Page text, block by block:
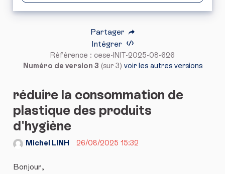
Partager
Intégrer
Référence : cese-INIT-2025-08-626
Numéro de version 3 (sur 3) voir les autres versions
réduire la consommation de
plastique des produits
d'hygiène
Michel LINH 26/08/2025 15:32
Bonjour,